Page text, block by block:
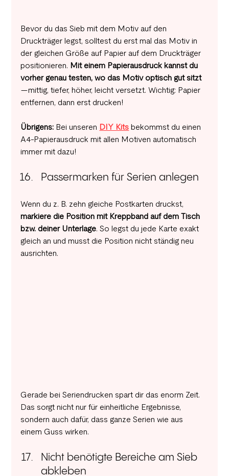
Bevor du das Sieb mit dem Motiv auf den
Druckträger legst, solltest du erst mal das Motiv in
der gleichen Größe auf Papier auf dem Druckträger
positionieren. Mit einem Papierausdruck kannst du
vorher genau testen, wo das Motiv optisch gut sitzt
—mittig, tiefer, höher, leicht versetzt. Wichtig: Papier
entfernen, dann erst drucken!
Übrigens: Bei unseren DIY Kits bekommst du einen
A4-Papierausdruck mit allen Motiven automatisch
immer mit dazu!
Passermarken für Serien anlegen
Wenn du z. B. zehn gleiche Postkarten druckst,
markiere die Position mit Kreppband auf dem Tisch
bzw. deiner Unterlage. So legst du jede Karte exakt
gleich an und musst die Position nicht ständig neu
ausrichten.
Gerade bei Seriendrucken spart dir das enorm Zeit.
Das sorgt nicht nur für einheitliche Ergebnisse,
sondern auch dafür, dass ganze Serien wie aus
einem Guss wirken.
Nicht benötigte Bereiche am Sieb
abkleben